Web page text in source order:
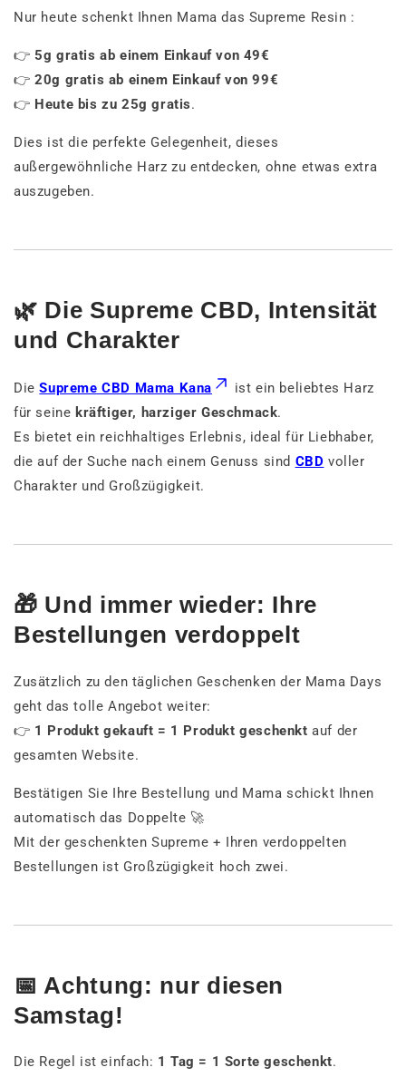
Nur heute schenkt Ihnen Mama das Supreme Resin :
👉5g gratis ab einem Einkauf von 49€
👉20g gratis ab einem Einkauf von 99€
👉 Heute bis zu 25g gratis.
Dies ist die perfekte Gelegenheit, dieses
außergewöhnliche Harz zu entdecken, ohne etwas extra
auszugeben.
🌿 Die Supreme CBD, Intensität
und Charakter
DieSupreme CBD Mama Kana
ist ein beliebtes Harz
für seine kräftiger, harziger Geschmack.
Es bietet ein reichhaltiges Erlebnis, ideal für Liebhaber,
die auf der Suche nach einem Genuss sind CBD voller
Charakter und Großzügigkeit.
🎁 Und immer wieder: Ihre
Bestellungen verdoppelt
Zusätzlich zu den täglichen Geschenken der Mama Days
geht das tolle Angebot weiter:
👉 1 Produkt gekauft = 1 Produkt geschenkt auf der
gesamten Website.
Bestätigen Sie Ihre Bestellung und Mama schickt Ihnen
automatisch das Doppelte 🚀
Mit der geschenkten Supreme + Ihren verdoppelten
Bestellungen ist Großzügigkeit hoch zwei.
📅 Achtung: nur diesen
Samstag!
Die Regel ist einfach: 1 Tag = 1 Sorte geschenkt.